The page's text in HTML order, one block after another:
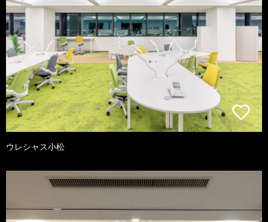
ウレシャス小松